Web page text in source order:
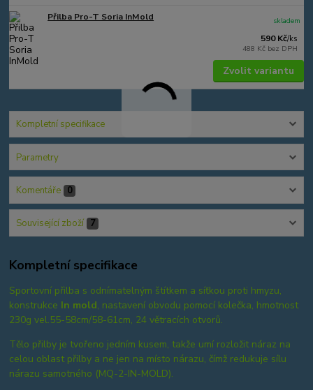
Přilba Pro-T Soria InMold
590 Kč/ks
488 Kč bez DPH
skladem
Zvolit variantu
Kompletní specifikace
Parametry
Komentáře 0
Související zboží 7
Kompletní specifikace
Sportovní přilba s odnímatelným štítkem a síťkou proti hmyzu,
konstrukce In mold, nastavení obvodu pomocí kolečka, hmotnost
230g vel.55-58cm/58-61cm, 24 větracích otvorů.
Tělo přilby je tvořeno jedním kusem, takže umí rozložit náraz na
celou oblast přilby a ne jen na místo nárazu, čímž redukuje sílu
nárazu samotného (MQ-2-IN-MOLD).